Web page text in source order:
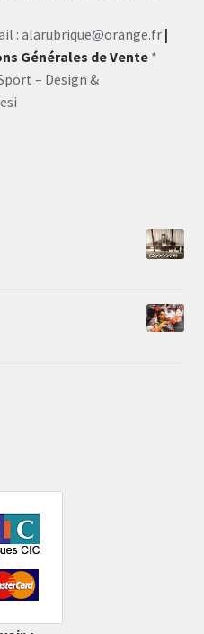
: alarubrique@orange.fr |
Générales de Vente *
– Design &